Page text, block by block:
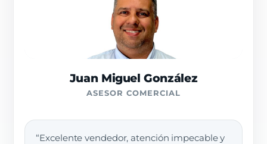
Juan Miguel González
ASESOR COMERCIAL
“Excelente vendedor, atención impecable y